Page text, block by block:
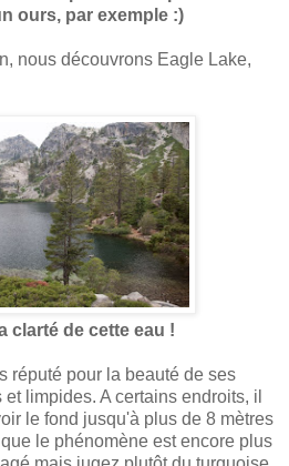
ours, par exemple :)
nous découvrons Eagle Lake,
clarté de cette eau !
réputé pour la beauté de ses
limpides. A certains endroits, il
le fond jusqu'à plus de 8 mètres
le phénomène est encore plus